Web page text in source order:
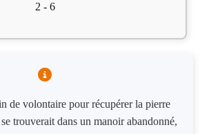
2 - 6
de volontaire pour récupérer la pierre
trouverait dans un manoir abandonné,